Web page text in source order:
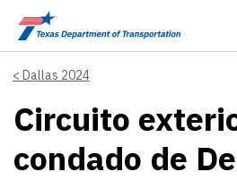
Skip to main content
Dallas 2024
Circuito
condado de